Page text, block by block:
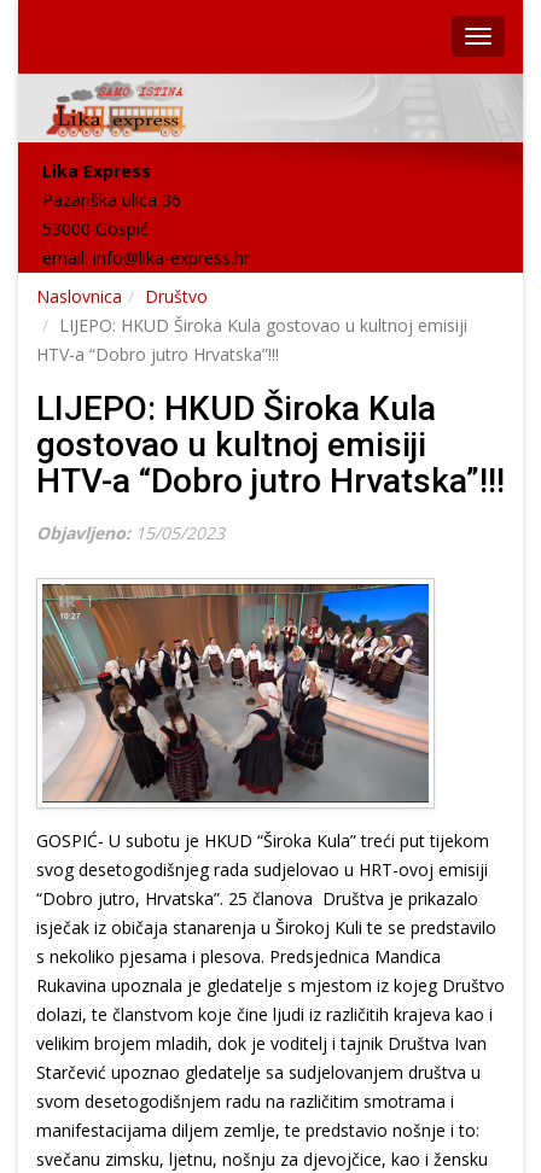
Lika Express
Pazariška ulica 36
53000 Gospić
email: info@lika-express.hr
Naslovnica
Društvo
LIJEPO: HKUD Široka Kula gostovao u kultnoj emisiji
HTV-a “Dobro jutro Hrvatska”!!!
LIJEPO: HKUD Široka Kula
gostovao u kultnoj emisiji
HTV-a “Dobro jutro Hrvatska”!!!
Objavljeno: 15/05/2023
GOSPIĆ- U subotu je HKUD “Široka Kula” treći put tijekom
svog desetogodišnjeg rada sudjelovao u HRT-ovoj emisiji
“Dobro jutro, Hrvatska”. 25 članova Društva je prikazalo
isječak iz običaja stanarenja u Širokoj Kuli te se predstavilo
s nekoliko pjesama i plesova. Predsjednica Mandica
Rukavina upoznala je gledatelje s mjestom iz kojeg Društvo
dolazi, te članstvom koje čine ljudi iz različitih krajeva kao i
velikim brojem mladih, dok je voditelj i tajnik Društva Ivan
Starčević upoznao gledatelje sa sudjelovanjem društva u
svom desetogodišnjem radu na različitim smotrama i
manifestacijama diljem zemlje, te predstavio nošnje i to:
svečanu zimsku, ljetnu, nošnju za djevojčice, kao i žensku